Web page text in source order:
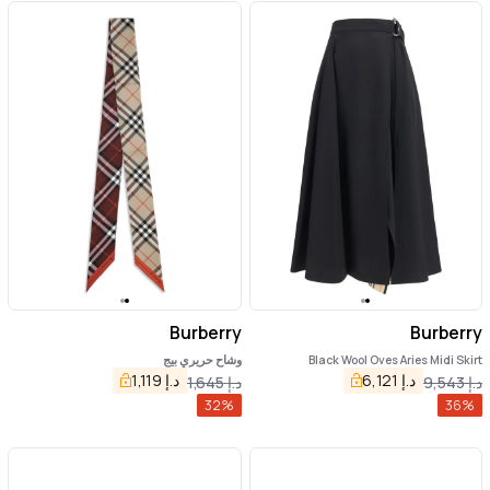
Burberry
Black Wool Oves Aries Midi Skirt
د.إ9,543 د.إ 6,121
36%
Burberry
وشاح حريري بيج
د.إ1,645 د.إ 1,119
32%